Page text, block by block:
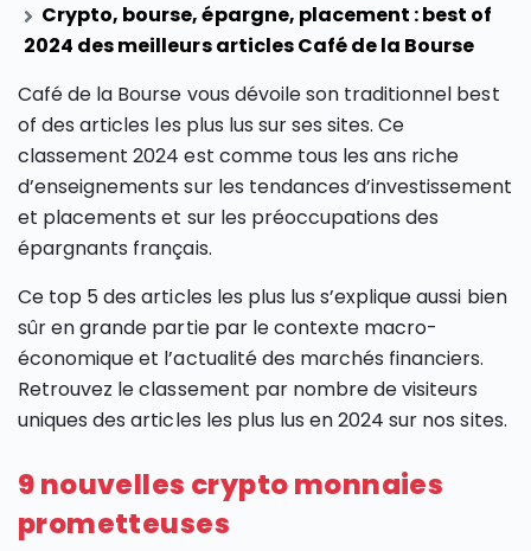
Crypto, bourse, épargne, placement : best of
2024 des meilleurs articles Café de la Bourse
Café de la Bourse vous dévoile son traditionnel best
of des articles les plus lus sur ses sites. Ce
classement 2024 est comme tous les ans riche
d’enseignements sur les tendances d’investissement
et placements et sur les préoccupations des
épargnants français.
Ce top 5 des articles les plus lus s’explique aussi bien
sûr en grande partie par le contexte macro-
économique et l’actualité des marchés financiers.
Retrouvez le classement par nombre de visiteurs
uniques des articles les plus lus en 2024 sur nos sites.
9 nouvelles crypto monnaies
prometteuses